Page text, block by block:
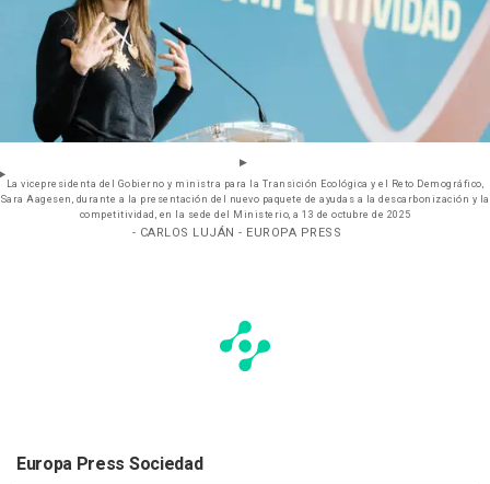
La vicepresidenta del Gobierno y ministra para la Transición Ecológica y el Reto Demográfico,
Sara Aagesen, durante a la presentación del nuevo paquete de ayudas a la descarbonización y la
competitividad, en la sede del Ministerio, a 13 de octubre de 2025
- CARLOS LUJÁN - EUROPA PRESS
Europa Press Sociedad